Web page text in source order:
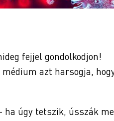
fejjel gondolkodjon!
azt harsogja,
ha úgy tetszik, ússzák